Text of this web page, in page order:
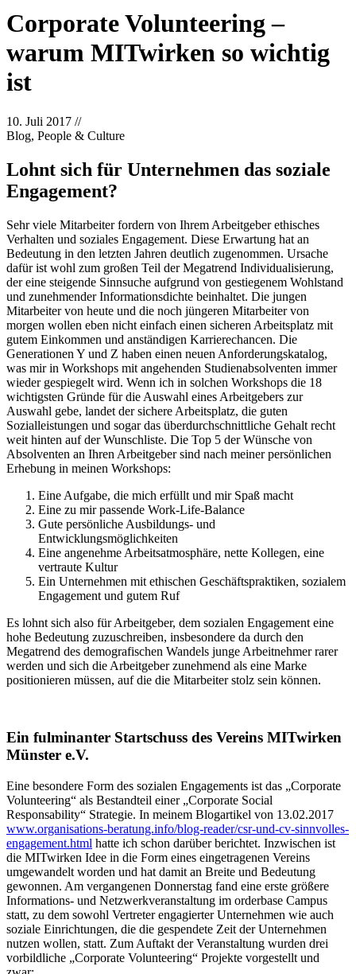
Corporate Volunteering –
warum MITwirken so wichtig
ist
10. Juli 2017 //
Blog, People & Culture
Lohnt sich für Unternehmen das soziale
Engagement?
Sehr viele Mitarbeiter fordern von Ihrem Arbeitgeber ethisches
Verhalten und soziales Engagement. Diese Erwartung hat an
Bedeutung in den letzten Jahren deutlich zugenommen. Ursache
dafür ist wohl zum großen Teil der Megatrend Individualisierung,
der eine steigende Sinnsuche aufgrund von gestiegenem Wohlstand
und zunehmender Informationsdichte beinhaltet. Die jungen
Mitarbeiter von heute und die noch jüngeren Mitarbeiter von
morgen wollen eben nicht einfach einen sicheren Arbeitsplatz mit
gutem Einkommen und anständigen Karrierechancen. Die
Generationen Y und Z haben einen neuen Anforderungskatalog,
was mir in Workshops mit angehenden Studienabsolventen immer
wieder gespiegelt wird. Wenn ich in solchen Workshops die 18
wichtigsten Gründe für die Auswahl eines Arbeitgebers zur
Auswahl gebe, landet der sichere Arbeitsplatz, die guten
Sozialleistungen und sogar das überdurchschnittliche Gehalt recht
weit hinten auf der Wunschliste. Die Top 5 der Wünsche von
Absolventen an Ihren Arbeitgeber sind nach meiner persönlichen
Erhebung in meinen Workshops:
Eine Aufgabe, die mich erfüllt und mir Spaß macht
Eine zu mir passende Work-Life-Balance
Gute persönliche Ausbildungs- und
Entwicklungsmöglichkeiten
Eine angenehme Arbeitsatmosphäre, nette Kollegen, eine
vertraute Kultur
Ein Unternehmen mit ethischen Geschäftspraktiken, sozialem
Engagement und gutem Ruf
Es lohnt sich also für Arbeitgeber, dem sozialen Engagement eine
hohe Bedeutung zuzuschreiben, insbesondere da durch den
Megatrend des demografischen Wandels junge Arbeitnehmer rarer
werden und sich die Arbeitgeber zunehmend als eine Marke
positionieren müssen, auf die die Mitarbeiter stolz sein können.
Ein fulminanter Startschuss des Vereins MITwirken
Münster e.V.
Eine besondere Form des sozialen Engagements ist das „Corporate
Volunteering“ als Bestandteil einer „Corporate Social
Responsability“ Strategie. In meinem Blogartikel von 13.02.2017
www.organisations-beratung.info/blog-reader/csr-und-cv-sinnvolles-
engagement.html hatte ich schon darüber berichtet. Inzwischen ist
die MITwirken Idee in die Form eines eingetragenen Vereins
umgewandelt worden und hat damit an Breite und Bedeutung
gewonnen. Am vergangenen Donnerstag fand eine erste größere
Informations- und Netzwerkveranstaltung im orderbase Campus
statt, zu dem sowohl Vertreter engagierter Unternehmen wie auch
soziale Einrichtungen, die die gespendete Zeit der Unternehmen
nutzen wollen, statt. Zum Auftakt der Veranstaltung wurden drei
vorbildliche „Corporate Volunteering“ Projekte vorgestellt und